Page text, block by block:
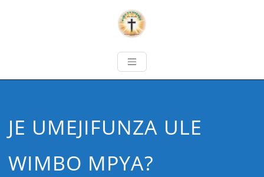
JE UMEJIFUNZA ULE
WIMBO MPYA?